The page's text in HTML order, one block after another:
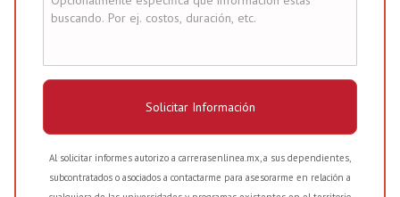
Solicitar Información
Al solicitar informes autorizo a carrerasenlinea.mx, a sus dependientes,
subcontratados o asociados a contactarme para asesorarme en relación a